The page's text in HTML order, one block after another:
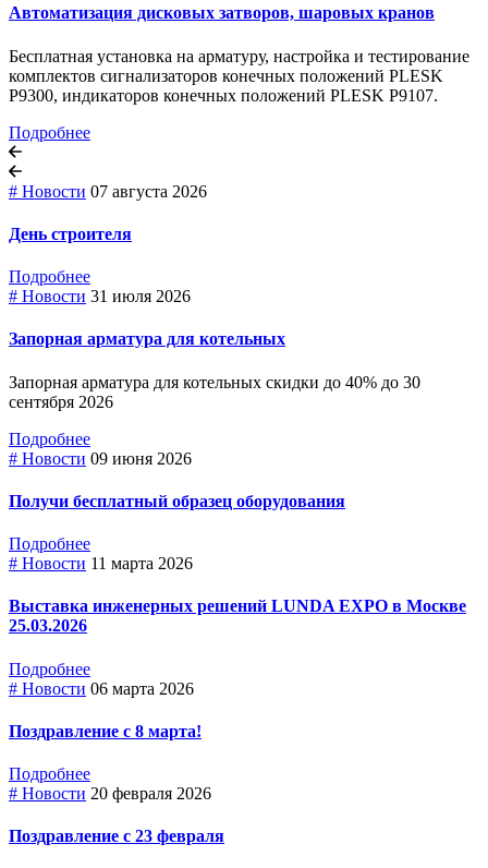
Автоматизация дисковых затворов, шаровых кранов
Бесплатная установка на арматуру, настройка и тестирование
комплектов сигнализаторов конечных положений PLESK
P9300, индикаторов конечных положений PLESK P9107.
Подробнее
# Новости 07 августа 2026
День строителя
Подробнее
# Новости 31 июля 2026
Запорная арматура для котельных
Запорная арматура для котельных скидки до 40% до 30
сентября 2026
Подробнее
# Новости 09 июня 2026
Получи бесплатный образец оборудования
Подробнее
# Новости 11 марта 2026
Выставка инженерных решений LUNDA EXPO в Москве
25.03.2026
Подробнее
# Новости 06 марта 2026
Поздравление с 8 марта!
Подробнее
# Новости 20 февраля 2026
Поздравление с 23 февраля